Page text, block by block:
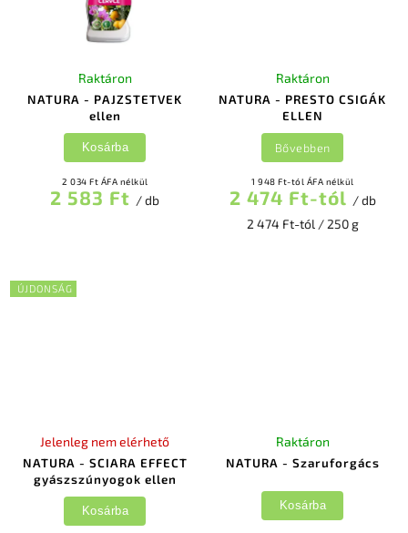
NATURA - PAJZSTETVEK
ellen
Raktáron
2 034 Ft ÁFA nélkül
2 583 Ft / db
Kosárba
NATURA - PRESTO CSIGÁK
ELLEN
Raktáron
1 948 Ft-tól ÁFA nélkül
2 474 Ft-tól / db
2 474 Ft-tól / 250 g
Bővebben
ÚJDONSÁG
NATURA - SCIARA EFFECT
gyászszúnyogok ellen
Jelenleg nem elérhető
Kosárba
NATURA - Szaruforgács
Raktáron
Kosárba